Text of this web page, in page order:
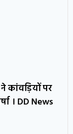
कांवड़ियों पर
। DD News